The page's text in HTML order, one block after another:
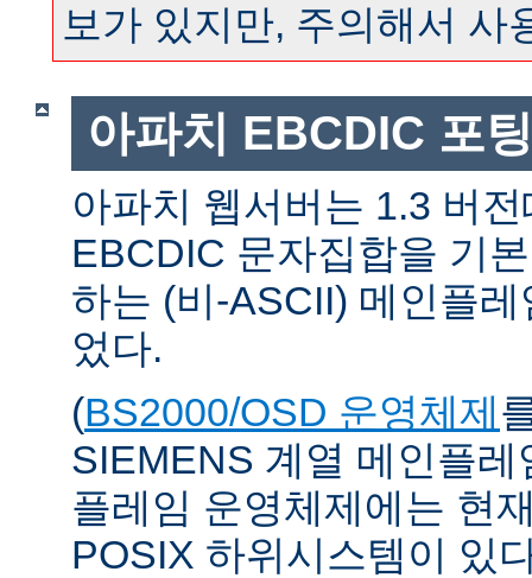
보가 있지만, 주의해서 사
아파치 EBCDIC 포
아파치 웹서버는 1.3 버
EBCDIC 문자집합을 기
하는 (비-ASCII) 메인플
었다.
(BS2000/OSD 운영체제
SIEMENS 계열 메인플
플레임 운영체제에는 현
POSIX 하위시스템이 있